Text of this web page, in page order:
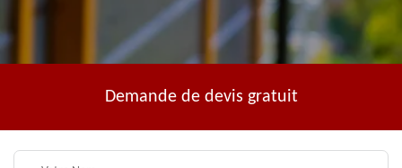
Demande de devis gratuit